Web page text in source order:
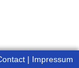
Impressum